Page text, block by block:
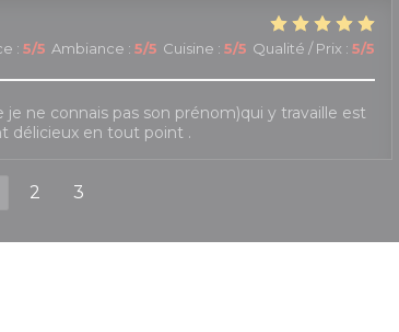
: 5/5 Ambiance : 5/5 Cuisine : 5/5 Qualité / Prix : 5/5
ne connais pas son prénom)qui y travaille est
délicieux en tout point .
2 3